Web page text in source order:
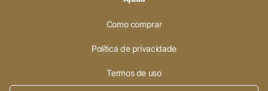
Como comprar
Política de privacidade
Termos de uso